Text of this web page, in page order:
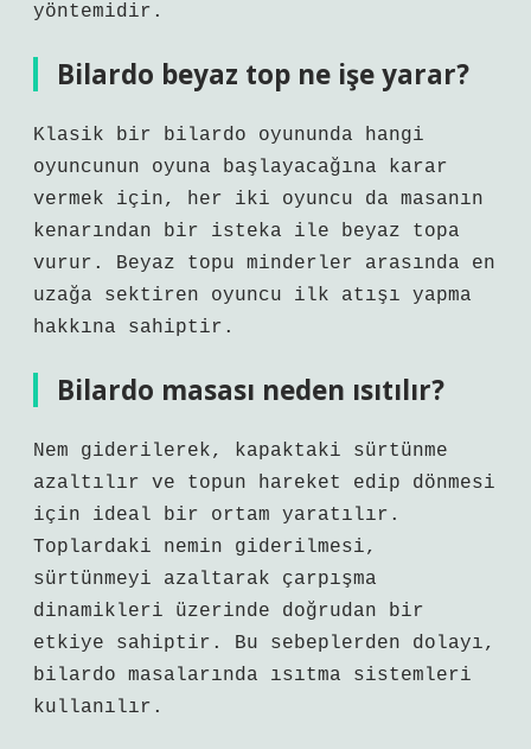
yöntemidir.
Bilardo beyaz top ne işe yarar?
Klasik bir bilardo oyununda hangi
oyuncunun oyuna başlayacağına karar
vermek için, her iki oyuncu da masanın
kenarından bir isteka ile beyaz topa
vurur. Beyaz topu minderler arasında en
uzağa sektiren oyuncu ilk atışı yapma
hakkına sahiptir.
Bilardo masası neden ısıtılır?
Nem giderilerek, kapaktaki sürtünme
azaltılır ve topun hareket edip dönmesi
için ideal bir ortam yaratılır.
Toplardaki nemin giderilmesi,
sürtünmeyi azaltarak çarpışma
dinamikleri üzerinde doğrudan bir
etkiye sahiptir. Bu sebeplerden dolayı,
bilardo masalarında ısıtma sistemleri
kullanılır.